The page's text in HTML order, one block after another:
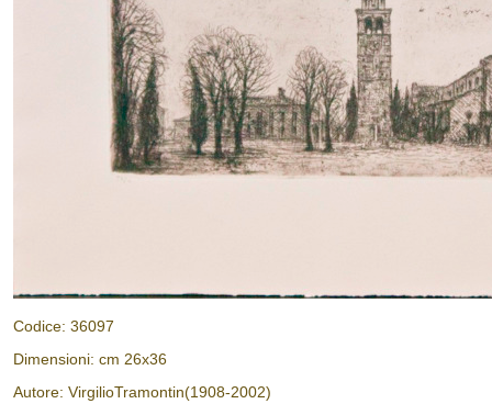
Codice: 36097
Dimensioni: cm 26x36
Autore: VirgilioTramontin(1908-2002)